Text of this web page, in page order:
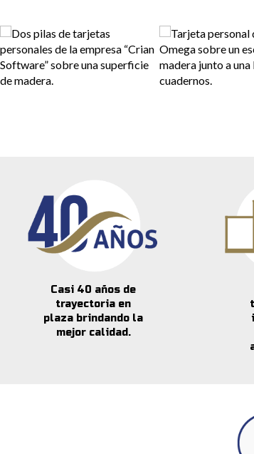
Casi 40 años de
trayectoria en
plaza brindando la
mejor calidad.